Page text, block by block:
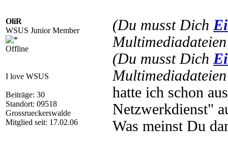
OliR
WSUS Junior Member
Offline
I love WSUS
Beiträge: 30
Standort: 09518
Grossrueckerswalde
Mitglied seit: 17.02.06
(Du musst Dich
(Du musst Dich
hatte ich schon
Netzwerkdienst"
Was meinst Du